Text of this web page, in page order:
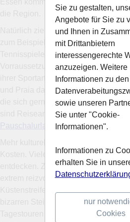
Essen kommen Sportler
Natürlich zieht es die
zum Beispiel sportive Fahrradfahrer,
Tennisspieler finden nahe der
Vorraussetzungen zum privaten
ihrer Sportarten. Die beliebten
und Praia da Rocha sind zumeist
die sich gern über den ganzen Tag
sind Reiseangebote interessant wie
Pauschalurlaub günstig.
Kosten. Viele Sehenswürdigkeiten
entdecken. Zuvorderst ist natürlich
extrem reizvolle Küste ein Ziel für
bizarren Steilküstenregionen. Mit
Tagestouren bequem herrliche Orte
Sie zu gestalten,
Angebote für Sie zu
und Ihnen in
mit Drittanbietern
interessengerechte
anzuzeigen. Weitere
Informationen zu den
sowie unseren
Sie unter "Cookie-
Informationen".
Informationen zu
erhalten Sie in
nur
Cookies